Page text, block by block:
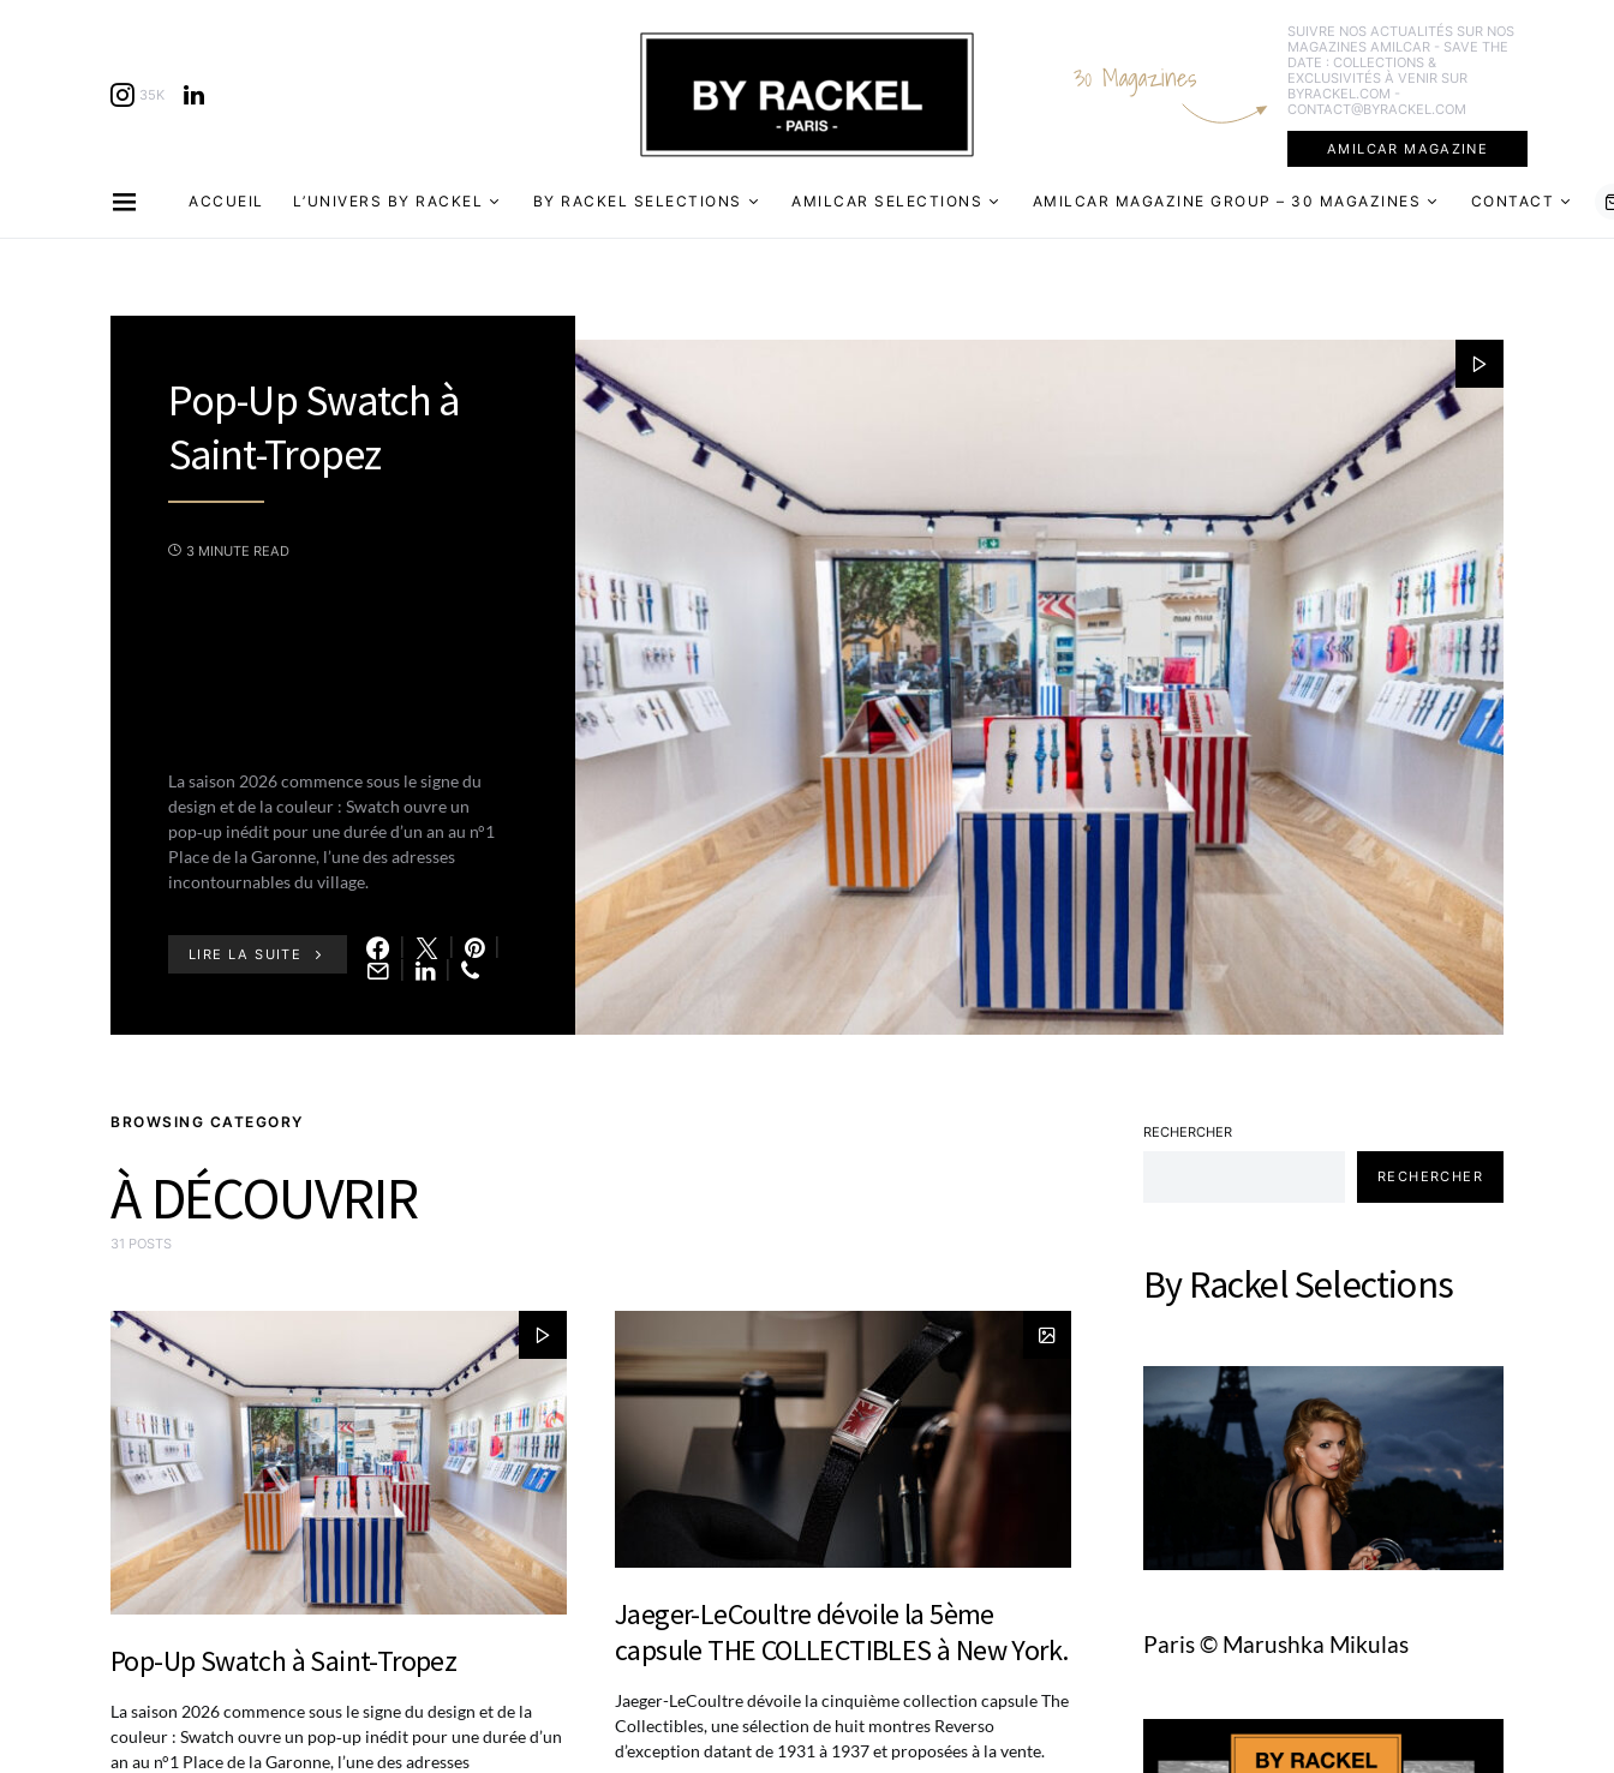
35K 30 Magazines
SUIVRE NOS ACTUALITÉS SUR NOS
MAGAZINES AMILCAR - SAVE THE
DATE : COLLECTIONS &
EXCLUSIVITÉS À VENIR SUR
BYRACKEL.COM -
CONTACT@BYRACKEL.COM
AMILCAR MAGAZINE
ACCUEIL L’UNIVERS BY RACKEL BY RACKEL SELECTIONS AMILCAR SELECTIONS AMILCAR MAGAZINE GROUP – 30 MAGAZINES CONTACT
Pop-Up Swatch à
Saint-Tropez
3 MINUTE READ
La saison 2026 commence sous le signe du
design et de la couleur : Swatch ouvre un
pop‑up inédit pour une durée d’un an au n°1
Place de la Garonne, l’une des adresses
incontournables du village.
LIRE LA SUITE
BROWSING CATEGORY
À DÉCOUVRIR
31 POSTS
Pop-Up Swatch à Saint-Tropez
La saison 2026 commence sous le signe du design et de la
couleur : Swatch ouvre un pop‑up inédit pour une durée d’un
an au n°1 Place de la Garonne, l’une des adresses
Jaeger-LeCoultre dévoile la 5ème
capsule THE COLLECTIBLES à New York.
Jaeger-LeCoultre dévoile la cinquième collection capsule The
Collectibles, une sélection de huit montres Reverso
d’exception datant de 1931 à 1937 et proposées à la vente.
RECHERCHER
RECHERCHER
By Rackel Selections
Paris © Marushka Mikulas